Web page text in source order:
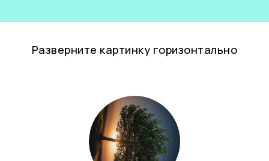
Разверните картинку горизонтально